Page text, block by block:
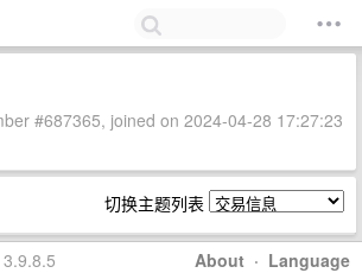
#687365, joined on 2024-04-28 17:27:23
切换主题列表
About · Language
3.9.8.5